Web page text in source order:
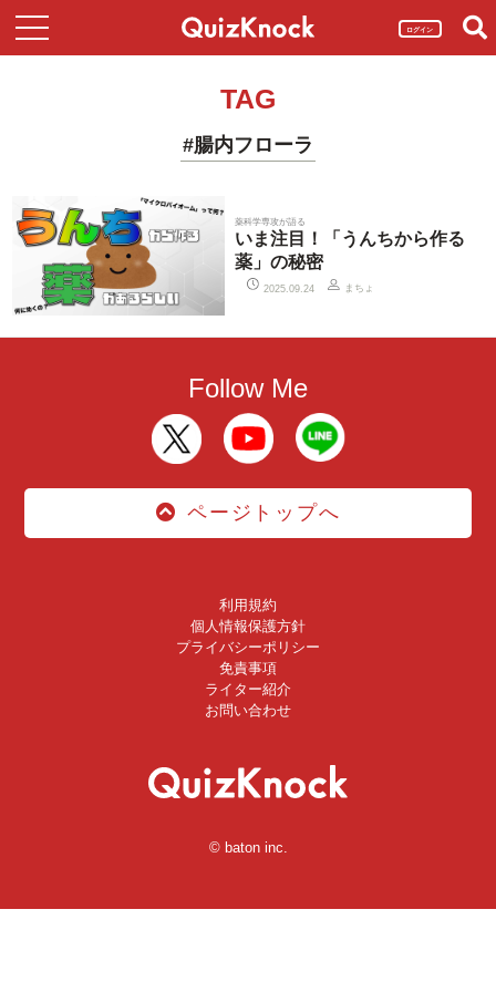
ログイン
TAG
#腸内フローラ
薬科学専攻が語る
いま注目！「うんちから作る
薬」の秘密
2025.09.24 まちょ
Follow Me
ページトップへ
利用規約
個人情報保護方針
プライバシーポリシー
免責事項
ライター紹介
お問い合わせ
© baton inc.